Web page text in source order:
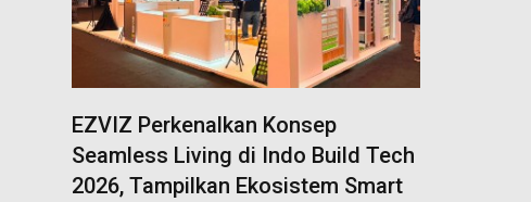
EZVIZ Perkenalkan Konsep
Seamless Living di Indo Build Tech
2026, Tampilkan Ekosistem Smart